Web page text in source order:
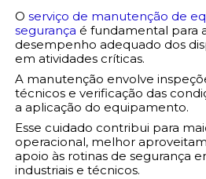
Oserviço de manutenção de
segurança é fundamental para
desempenho adequado dos
em atividades críticas.
A manutenção envolve
técnicos e verificação das
a aplicação do equipamento.
Esse cuidado contribui para
operacional, melhor
apoio às rotinas de segurança
industriais e técnicos.